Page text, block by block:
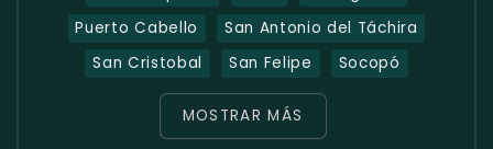
Puerto Cabello
San Antonio del Táchira
San Cristobal
San Felipe Socopó
MOSTRAR MÁS